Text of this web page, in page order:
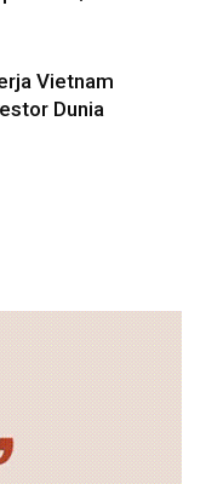
Vietnam
Dunia